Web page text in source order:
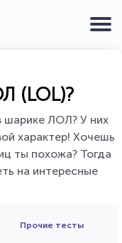
(LOL)?
шарике ЛОЛ? У них
характер! Хочешь
ты похожа? Тогда
на интересные
Прочие тесты